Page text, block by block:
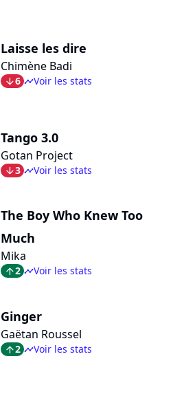
Laisse les dire
Chimène Badi
arrow_bot6 timelineVoir les stats
Tango 3.0
Gotan Project
arrow_bot3 timelineVoir les stats
The Boy Who Knew Too
Much
Mika
arrow_top2 timelineVoir les stats
Ginger
Gaëtan Roussel
arrow_top2 timelineVoir les stats